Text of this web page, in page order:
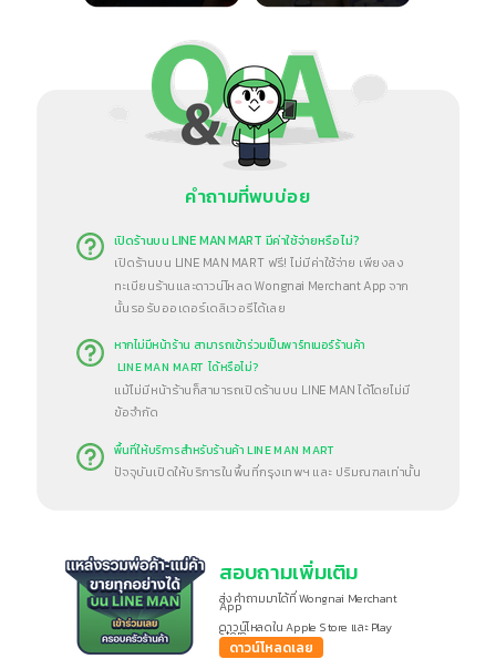
สอบถามเพิ่มเติม
ส่งคำถามมาได้ที่Wongnai Merchant
App
ดาวน์โหลดใน Apple Store และ Play
Store
เปิดร้านบน LINE MAN MART มีค่าใช้จ่ายหรือไม่?
เปิดร้านบน LINE MAN MART ฟรี! ไม่มีค่าใช้จ่าย เพียงลง
ทะเบียนร้านและดาวน์โหลด Wongnai Merchant App จาก
นั้นรอรับออเดอร์เดลิเวอรีได้เลย
หากไม่มีหน้าร้าน สามารถเข้าร่วมเป็นพาร์ทเนอร์ร้านค้า
LINE MAN MART ได้หรือไม่?
แม้ไม่มีหน้าร้านก็สามารถเปิดร้านบน LINE MAN ได้โดยไม่มี
ข้อจำกัด
พื้นที่ให้บริการสำหรับร้านค้า LINE MAN MART
ปัจจุบันเปิดให้บริการในพื้นที่กรุงเทพฯ และ ปริมณฑลเท่านั้น
คำถามที่พบบ่อย
ดาวน์โหลดเลย